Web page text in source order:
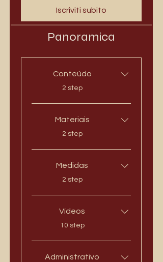
Iscriviti subito
Panoramica
Conteúdo
.
2 step
Materiais
.
2 step
Medidas
.
2 step
Vídeos
.
10 step
Administrativo